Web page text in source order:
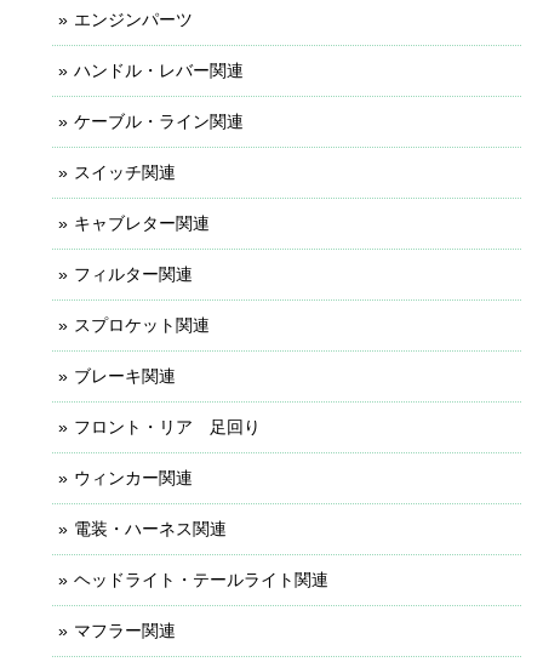
エンジンパーツ
ハンドル・レバー関連
ケーブル・ライン関連
スイッチ関連
キャブレター関連
フィルター関連
スプロケット関連
ブレーキ関連
フロント・リア 足回り
ウィンカー関連
電装・ハーネス関連
ヘッドライト・テールライト関連
マフラー関連